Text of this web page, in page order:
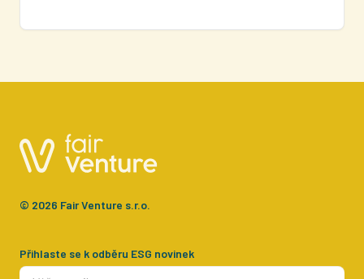
© 2026 Fair Venture s.r.o.
Přihlaste se k odběru ESG novinek